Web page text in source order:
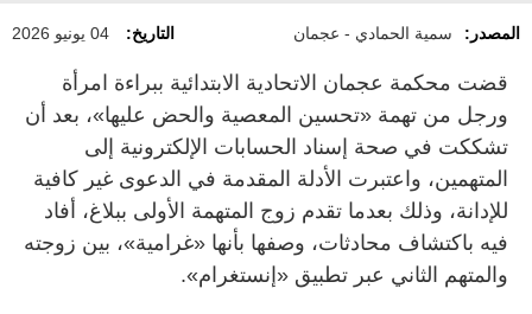
المصدر: سمية الحمادي - عجمان التاريخ: 04 يونيو 2026
قضت محكمة عجمان الاتحادية الابتدائية ببراءة امرأة
ورجل من تهمة «تحسين المعصية والحض عليها»، بعد أن
تشككت في صحة إسناد الحسابات الإلكترونية إلى
المتهمين، واعتبرت الأدلة المقدمة في الدعوى غير كافية
للإدانة، وذلك بعدما تقدم زوج المتهمة الأولى ببلاغ، أفاد
فيه باكتشاف محادثات، وصفها بأنها «غرامية»، بين زوجته
والمتهم الثاني عبر تطبيق «إنستغرام».